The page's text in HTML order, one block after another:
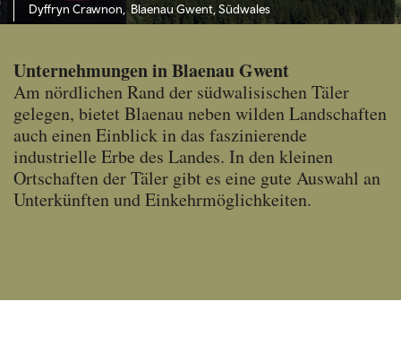
Dyffryn Crawnon, Blaenau Gwent, Südwales
Unternehmungen in Blaenau Gwent
Am nördlichen Rand der südwalisischen Täler
gelegen, bietet Blaenau neben wilden Landschaften
auch einen Einblick in das faszinierende
industrielle Erbe des Landes. In den kleinen
Ortschaften der Täler gibt es eine gute Auswahl an
Unterkünften und Einkehrmöglichkeiten.